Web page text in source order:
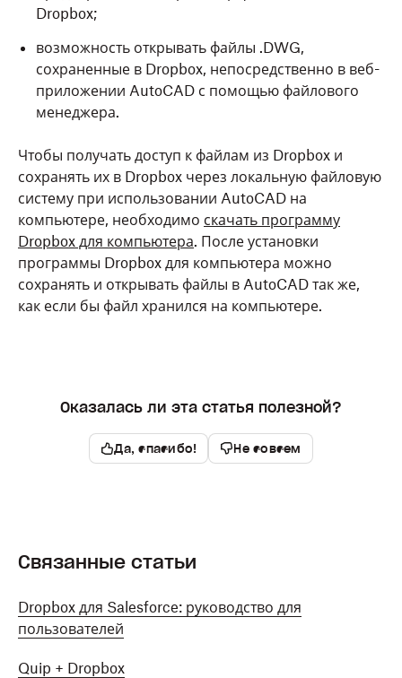
Dropbox;
возможность открывать файлы .DWG,
сохраненные в Dropbox, непосредственно в веб-
приложении AutoCAD с помощью файлового
менеджера.
Чтобы получать доступ к файлам из Dropbox и
сохранять их в Dropbox через локальную файловую
систему при использовании AutoCAD на
компьютере, необходимо скачать программу
Dropbox для компьютера. После установки
программы Dropbox для компьютера можно
сохранять и открывать файлы в AutoCAD так же,
как если бы файл хранился на компьютере.
Оказалась ли эта статья полезной?
Да, спасибо! Не совсем
Связанные статьи
Dropbox для Salesforce: руководство для
пользователей
Quip + Dropbox